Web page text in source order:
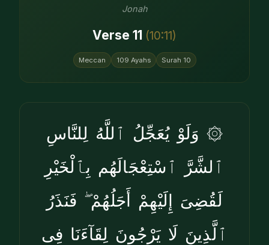
Jonah
Verse 11 (10:11)
Meccan 109 Ayahs Surah 10
۞ وَلَوْ يُعَجِّلُ ٱللَّهُ لِلنَّاسِ
ٱلشَّرَّ ٱسْتِعْجَالَهُم بِٱلْخَيْرِ
لَقُضِىَ إِلَيْهِمْ أَجَلُهُمْ ۖ فَنَذَرُ
ٱلَّذِينَ لَا يَرْجُونَ لِقَآءَنَا فِى